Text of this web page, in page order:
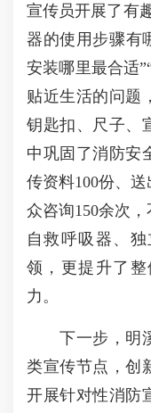
宣传员开展了有
器的使用步骤有
安装哪里最合适
贴近生活的问题
钥匙扣、尺子、
中巩固了消防安
传资料100份、
众咨询150余次
自救呼吸器、
领，更提升了
力。
下一步，明溪
类宣传节点，创
开展针对性消防